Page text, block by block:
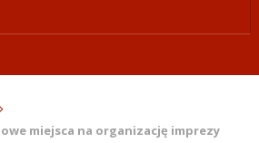
miejsca na organizację imprezy